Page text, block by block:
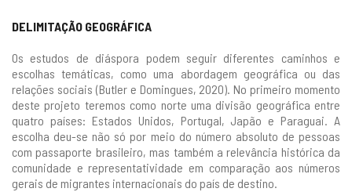
DELIMITAÇÃO GEOGRÁFICA
Os estudos de diáspora podem seguir diferentes caminhos e
escolhas temáticas, como uma abordagem geográfica ou das
relações sociais (Butler e Domingues, 2020). No primeiro momento
deste projeto teremos como norte uma divisão geográfica entre
quatro países: Estados Unidos, Portugal, Japão e Paraguai. A
escolha deu-se não só por meio do número absoluto de pessoas
com passaporte brasileiro, mas também a relevância histórica da
comunidade e representatividade em comparação aos números
gerais de migrantes internacionais do país de destino.